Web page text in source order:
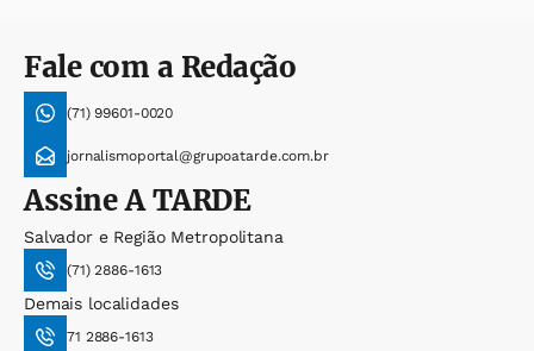
Fale com a Redação
(71) 99601-0020
jornalismoportal@grupoatarde.com.br
AssineA TARDE
Salvador e Região Metropolitana
(71) 2886-1613
Demais localidades
71 2886-1613